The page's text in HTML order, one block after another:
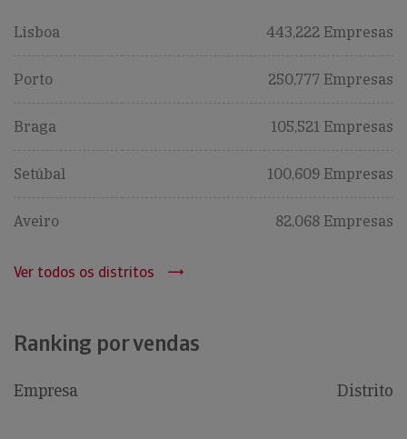
Lisboa 443,222 Empresas
Porto 250,777 Empresas
Braga 105,521 Empresas
Setúbal 100,609 Empresas
Aveiro 82,068 Empresas
Ver todos os distritos
Ranking por vendas
Empresa Distrito